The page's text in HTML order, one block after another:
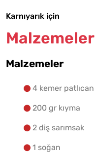
Karnıyarık için
Malzemeler
Malzemeler
4 kemer patlıcan
200 gr kıyma
2 diş sarımsak
1 soğan